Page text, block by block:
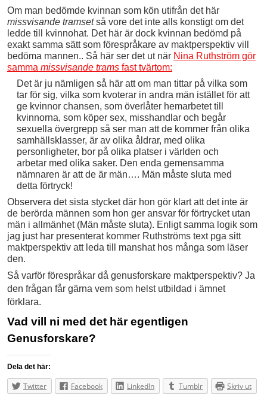
Om man bedömde kvinnan som kön utifrån det här
missvisande tramsetså vore det inte alls konstigt om det
ledde till kvinnohat. Det här är dock kvinnan bedömd på
exakt samma sätt som förespråkare av maktperspektiv vill
bedöma mannen.. Så här ser det ut när Nina Ruthström gör
samma missvisande trams fast tvärtom:
Det är ju nämligen så här att om man tittar på vilka som
tar för sig, vilka som kvoterar in andra män istället för att
ge kvinnor chansen, som överlåter hemarbetet till
kvinnorna, som köper sex, misshandlar och begår
sexuella övergrepp så ser man att de kommer från olika
samhällsklasser, är av olika åldrar, med olika
personligheter, bor på olika platser i världen och
arbetar med olika saker. Den enda gemensamma
nämnaren är att de är män…. Män måste sluta med
detta förtryck!
Observera det sista stycket där hon gör klart att det inte är
de berörda männen som hon ger ansvar för förtrycket utan
män i allmänhet (Män måste sluta). Enligt samma logik som
jag just har presenterat kommer Ruthströms text pga sitt
maktperspektiv att leda till manshat hos många som läser
den.
Så varför förespråkar då genusforskare maktperspektiv? Ja
den frågan får gärna vem som helst utbildad i ämnet
förklara.
Vad vill ni med det här egentligen
Genusforskare?
Dela det här:
Twitter Facebook LinkedIn Tumblr Skriv ut